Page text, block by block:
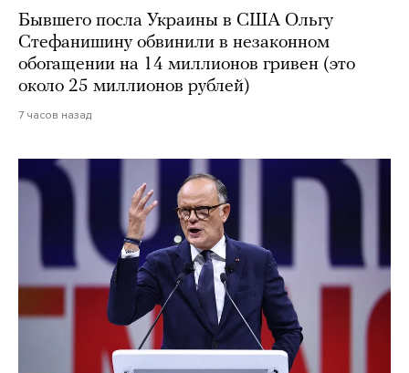
Бывшего посла Украины в США Ольгу
Стефанишину обвинили в незаконном
обогащении на 14 миллионов гривен (это
около 25 миллионов рублей)
7 часов назад